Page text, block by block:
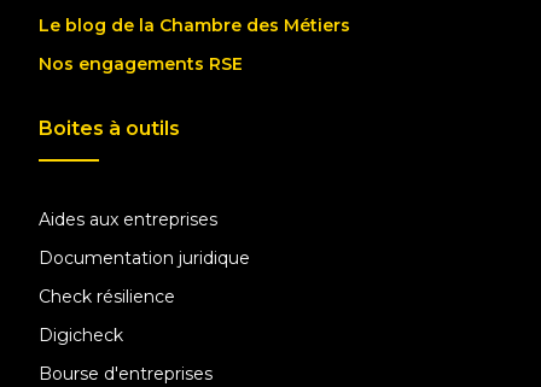
Le blog de la Chambre des Métiers
Nos engagements RSE
Boites à outils
Aides aux entreprises
Documentation juridique
Check résilience
Digicheck
Bourse d'entreprises